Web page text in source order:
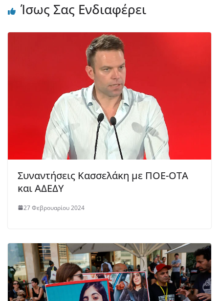
Ίσως Σας Ενδιαφέρει
Συναντήσεις Κασσελάκη με ΠΟΕ-ΟΤΑ
και ΑΔΕΔΥ
27 Φεβρουαρίου 2024